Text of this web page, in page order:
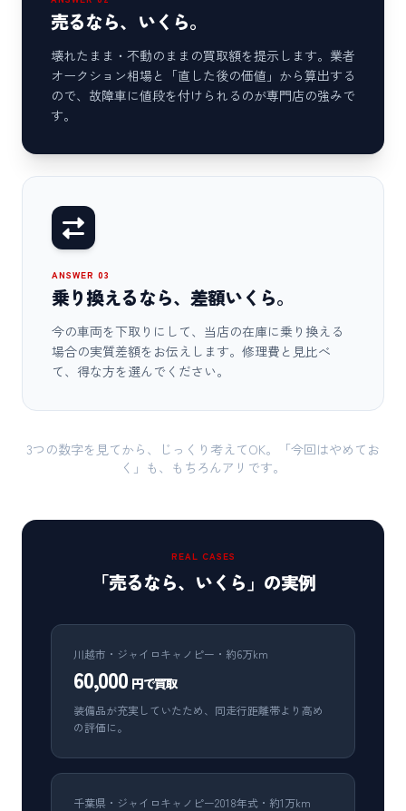
売るなら、いくら。
壊れたまま・不動のままの買取額を提示します。業者
オークション相場と「直した後の価値」から算出する
ので、故障車に値段を付けられるのが専門店の強みで
す。
ANSWER 03
乗り換えるなら、差額いくら。
今の車両を下取りにして、当店の在庫に乗り換える
場合の実質差額をお伝えします。修理費と見比べ
て、得な方を選んでください。
3つの数字を見てから、じっくり考えてOK。「今回はやめてお
く」も、もちろんアリです。
REAL CASES
「売るなら、いくら」の実例
川越市・ジャイロキャノピー・約6万km
60,000 円で買取
装備品が充実していたため、同走行距離帯より高め
の評価に。
千葉県・ジャイロキャノピー2018年式・約1万km